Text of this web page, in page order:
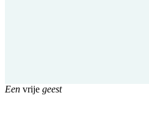
Een vrije geest